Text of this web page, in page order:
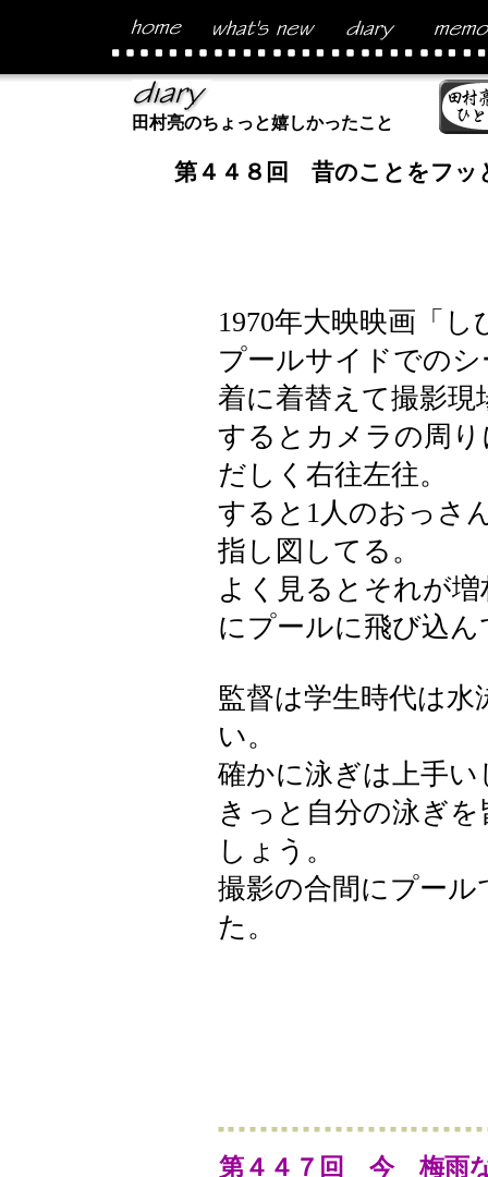
田村亮のちょっと嬉しかったこと
第４４８回 昔のことをフッ
1970年大映映画「
プールサイドでの
着に着替えて撮影現
するとカメラの周
だしく右往左往。
すると1人のおっさ
指し図してる。
よく見るとそれが
にプールに飛び込
監督は学生時代は
い。
確かに泳ぎは上手い
きっと自分の泳ぎ
しょう。
撮影の合間にプー
た。
第４４７回 今 梅雨